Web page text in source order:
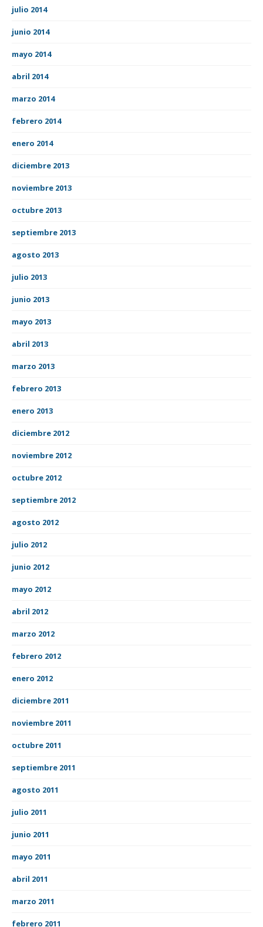
julio 2014
junio 2014
mayo 2014
abril 2014
marzo 2014
febrero 2014
enero 2014
diciembre 2013
noviembre 2013
octubre 2013
septiembre 2013
agosto 2013
julio 2013
junio 2013
mayo 2013
abril 2013
marzo 2013
febrero 2013
enero 2013
diciembre 2012
noviembre 2012
octubre 2012
septiembre 2012
agosto 2012
julio 2012
junio 2012
mayo 2012
abril 2012
marzo 2012
febrero 2012
enero 2012
diciembre 2011
noviembre 2011
octubre 2011
septiembre 2011
agosto 2011
julio 2011
junio 2011
mayo 2011
abril 2011
marzo 2011
febrero 2011